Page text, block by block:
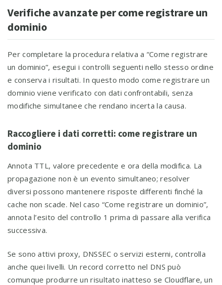
Verifiche avanzate per come registrare un
dominio
Per completare la procedura relativa a “Come registrare
un dominio”, esegui i controlli seguenti nello stesso ordine
e conserva i risultati. In questo modo come registrare un
dominio viene verificato con dati confrontabili, senza
modifiche simultanee che rendano incerta la causa.
Raccogliere i dati corretti: come registrare un
dominio
Annota TTL, valore precedente e ora della modifica. La
propagazione non è un evento simultaneo; resolver
diversi possono mantenere risposte differenti finché la
cache non scade. Nel caso “Come registrare un dominio”,
annota l’esito del controllo 1 prima di passare alla verifica
successiva.
Se sono attivi proxy, DNSSEC o servizi esterni, controlla
anche quei livelli. Un record corretto nel DNS può
comunque produrre un risultato inatteso se Cloudflare, un